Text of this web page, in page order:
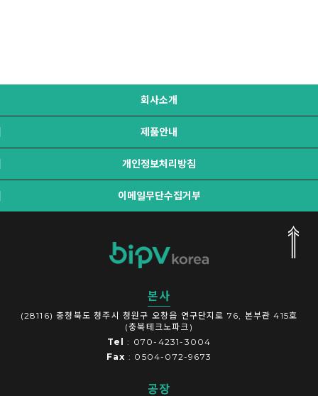
회사소개
제품안내
개인정보처리방침
이메일무단수집거부
본사
(28116) 충청북도 청주시 청원구 오창읍 연구단지로 76, 본부관 415호
(충북테크노파크)
Tel: 070-4231-3004
Fax : 0504-072-9673
공장